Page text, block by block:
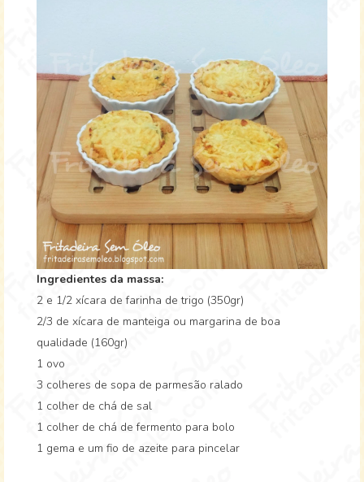
Ingredientes da massa:
2 e 1/2 xícara de farinha de trigo (350gr)
2/3 de xícara de manteiga ou margarina de boa
qualidade (160gr)
1 ovo
3 colheres de sopa de parmesão ralado
1 colher de chá de sal
1 colher de chá de fermento para bolo
1 gema e um fio de azeite para pincelar